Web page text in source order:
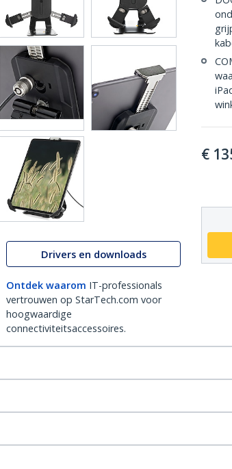
Drivers en downloads
Ontdek waarom IT-professionals
vertrouwen op StarTech.com voor
hoogwaardige
connectiviteitsaccessoires.
€